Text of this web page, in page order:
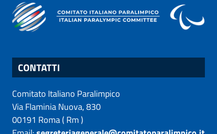
CONTATTI
Comitato Italiano Paralimpico
Via Flaminia Nuova, 830
00191 Roma( Rm)